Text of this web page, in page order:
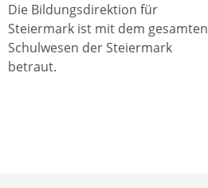
Die Bildungsdirektion für
Steiermark ist mit dem gesamten
Schulwesen der Steiermark
betraut.